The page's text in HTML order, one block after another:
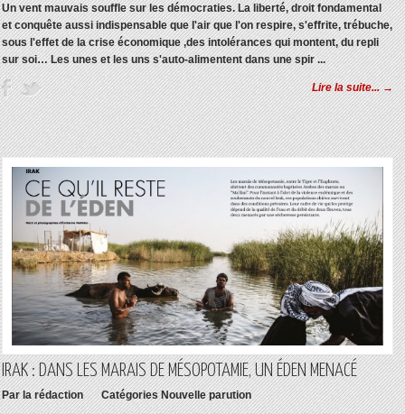
Un vent mauvais souffle sur les démocraties. La liberté, droit fondamental
et conquête aussi indispensable que l'air que l'on respire, s'effrite, trébuche,
sous l'effet de la crise économique ,des intolérances qui montent, du repli
sur soi… Les unes et les uns s'auto-alimentent dans une spir ...
Lire la suite... →
IRAK : DANS LES MARAIS DE MÉSOPOTAMIE, UN ÉDEN MENACÉ
Par la rédaction Catégories Nouvelle parution